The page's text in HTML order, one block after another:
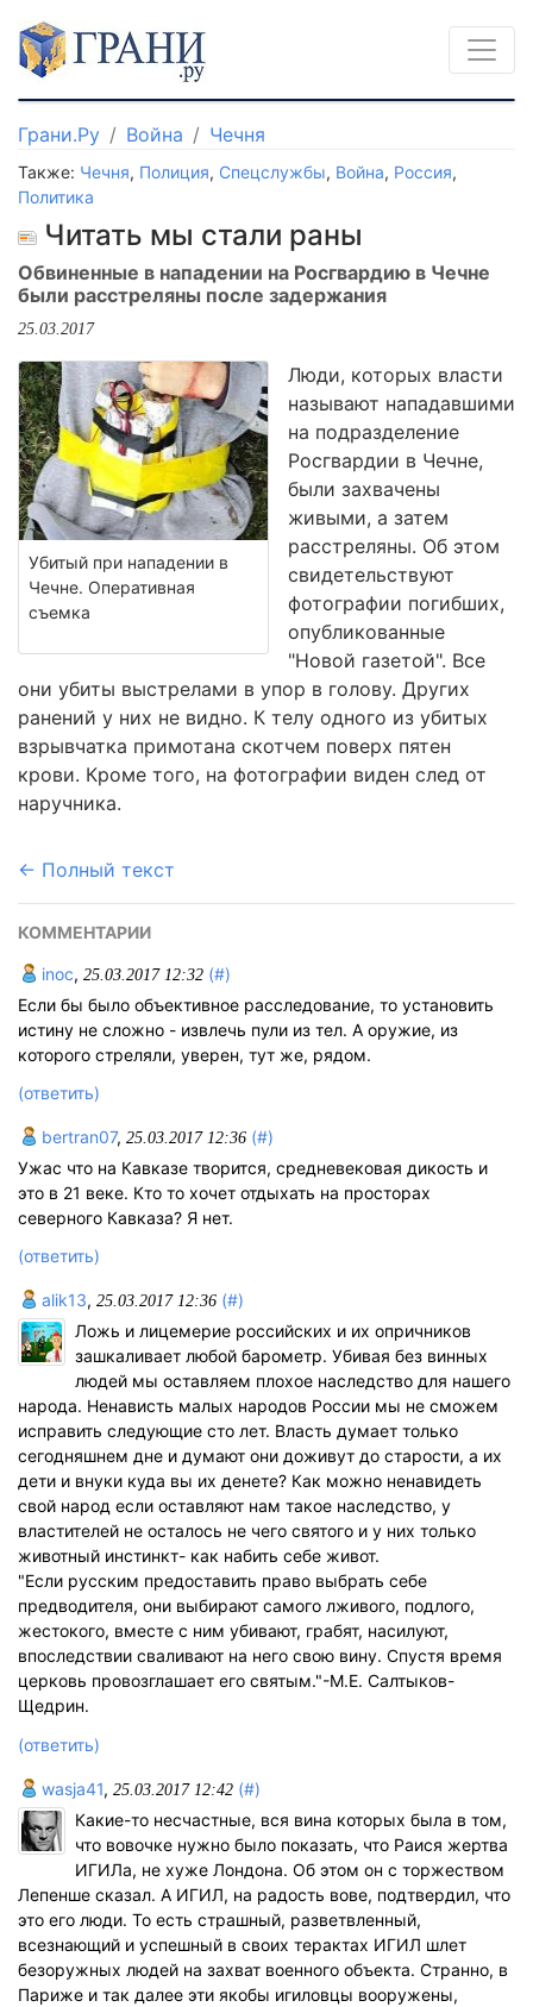
Грани.Ру Война Чечня
Также: Чечня, Полиция, Спецслужбы, Война, Россия,
Политика
Читать мы стали раны
Обвиненные в нападении на Росгвардию в Чечне
были расстреляны после задержания
25.03.2017
Убитый при нападении в
Чечне. Оперативная
съемка
Люди, которых власти
называют нападавшими
на подразделение
Росгвардии в Чечне,
были захвачены
живыми, а затем
расстреляны. Об этом
свидетельствуют
фотографии погибших,
опубликованные
"Новой газетой". Все
они убиты выстрелами в упор в голову. Других
ранений у них не видно. К телу одного из убитых
взрывчатка примотана скотчем поверх пятен
крови. Кроме того, на фотографии виден след от
наручника.
← Полный текст
КОММЕНТАРИИ
inoc, 25.03.2017 12:32 (#)
Если бы было объективное расследование, то установить
истину не сложно - извлечь пули из тел. А оружие, из
которого стреляли, уверен, тут же, рядом.
(ответить)
bertran07, 25.03.2017 12:36 (#)
Ужас что на Кавказе творится, средневековая дикость и
это в 21 веке. Кто то хочет отдыхать на просторах
северного Кавказа? Я нет.
(ответить)
alik13, 25.03.2017 12:36 (#)
Ложь и лицемерие российских и их опричников
зашкаливает любой барометр. Убивая без винных
людей мы оставляем плохое наследство для нашего
народа. Ненависть малых народов России мы не сможем
исправить следующие сто лет. Власть думает только
сегодняшнем дне и думают они доживут до старости, а их
дети и внуки куда вы их денете? Как можно ненавидеть
свой народ если оставляют нам такое наследство, у
властителей не осталось не чего святого и у них только
животный инстинкт- как набить себе живот.
"Если русским предоставить право выбрать себе
предводителя, они выбирают самого лживого, подлого,
жестокого, вместе с ним убивают, грабят, насилуют,
впоследствии сваливают на него свою вину. Спустя время
церковь провозглашает его святым."-М.Е. Салтыков-
Щедрин.
(ответить)
wasja41, 25.03.2017 12:42 (#)
Какие-то несчастные, вся вина которых была в том,
что вовочке нужно было показать, что Раися жертва
ИГИЛа, не хуже Лондона. Об этом он с торжеством
Лепенше сказал. А ИГИЛ, на радость вове, подтвердил, что
это его люди. То есть страшный, разветвленный,
всезнающий и успешный в своих терактах ИГИЛ шлет
безоружных людей на захват военного объекта. Странно, в
Париже и так далее эти якобы игиловцы вооружены,